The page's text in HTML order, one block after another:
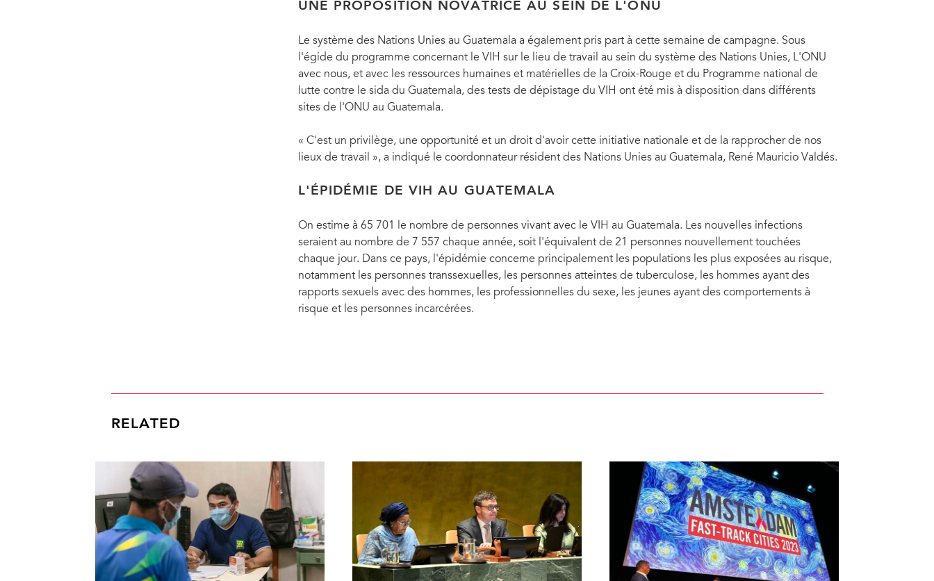
UNE PROPOSITION NOVATRICE AU SEIN DE L'ONU
Le système des Nations Unies au Guatemala a également pris part à cette semaine de campagne. Sous
l'égide du programme concernant le VIH sur le lieu de travail au sein du système des Nations Unies, L'ONU
avec nous, et avec les ressources humaines et matérielles de la Croix-Rouge et du Programme national de
lutte contre le sida du Guatemala, des tests de dépistage du VIH ont été mis à disposition dans différents
sites de l'ONU au Guatemala.
« C'est un privilège, une opportunité et un droit d'avoir cette initiative nationale et de la rapprocher de nos
lieux de travail », a indiqué le coordonnateur résident des Nations Unies au Guatemala, René Mauricio Valdés.
L'ÉPIDÉMIE DE VIH AU GUATEMALA
On estime à 65 701 le nombre de personnes vivant avec le VIH au Guatemala. Les nouvelles infections
seraient au nombre de 7 557 chaque année, soit l'équivalent de 21 personnes nouvellement touchées
chaque jour. Dans ce pays, l'épidémie concerne principalement les populations les plus exposées au risque,
notamment les personnes transsexuelles, les personnes atteintes de tuberculose, les hommes ayant des
rapports sexuels avec des hommes, les professionnelles du sexe, les jeunes ayant des comportements à
risque et les personnes incarcérées.
RELATED